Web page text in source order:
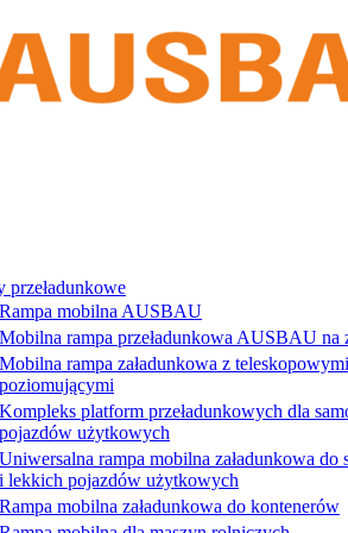
przeładunkowe
Rampa mobilna AUSBAU
Mobilna rampa przeładunkowa AUSBAU na
Mobilna rampa załadunkowa z
poziomującymi
Kompleks platform przeładunkowych dla
pojazdów użytkowych
Uniwersalna rampa mobilna załadunkowa do
i lekkich pojazdów użytkowych
Rampa mobilna załadunkowa do kontenerów